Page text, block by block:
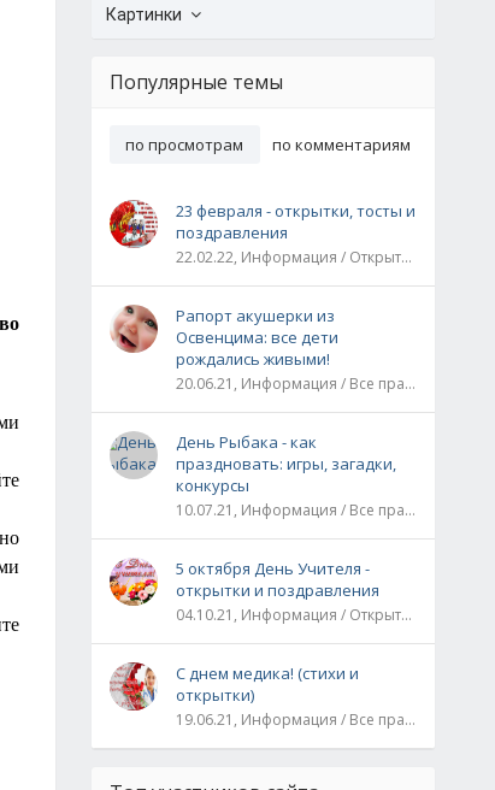
Картинки
Популярные темы
по просмотрам по комментариям
23 февраля - открытки, тосты и
поздравления
22.02.22, Информация / Открытки / Все праздники
Рапорт акушерки из
Освенцима: все дети
рождались живыми!
20.06.21, Информация / Все праздники / Рассказы и истории
День Рыбака - как
праздновать: игры, загадки,
конкурсы
10.07.21, Информация / Все праздники
5 октября День Учителя -
открытки и поздравления
04.10.21, Информация / Открытки / Все праздники
С днем медика! (стихи и
открытки)
19.06.21, Информация / Все праздники